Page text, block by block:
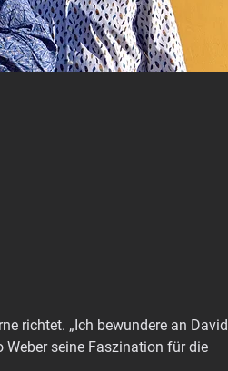
richtet. „Ich bewundere an David
Weber seine Faszination für die